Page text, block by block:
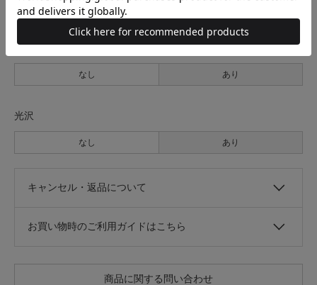
なし
伸縮性
なし あり
光沢
なし あり
キャンセル・返品について
お買い物時のご利用ガイドはこちら
商品に関する問い合わせ